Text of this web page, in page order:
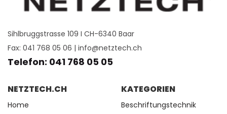
Sihlbruggstrasse 109 I CH-6340 Baar
Fax: 041 768 05 06 | info@netztech.ch
Telefon: 041 768 05 05
NETZTECH.CH
Home
KATEGORIEN
Beschriftungstechnik